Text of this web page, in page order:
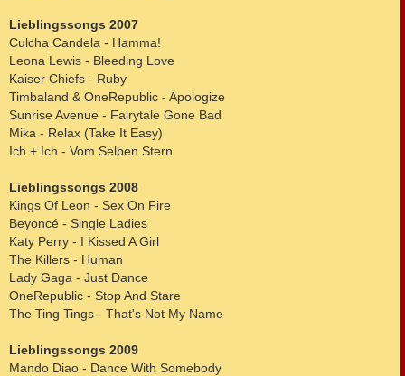
Lieblingssongs 2007
Culcha Candela - Hamma!
Leona Lewis - Bleeding Love
Kaiser Chiefs - Ruby
Timbaland & OneRepublic - Apologize
Sunrise Avenue - Fairytale Gone Bad
Mika - Relax (Take It Easy)
Ich + Ich - Vom Selben Stern
Lieblingssongs 2008
Kings Of Leon - Sex On Fire
Beyoncé - Single Ladies
Katy Perry - I Kissed A Girl
The Killers - Human
Lady Gaga - Just Dance
OneRepublic - Stop And Stare
The Ting Tings - That's Not My Name
Lieblingssongs 2009
Mando Diao - Dance With Somebody